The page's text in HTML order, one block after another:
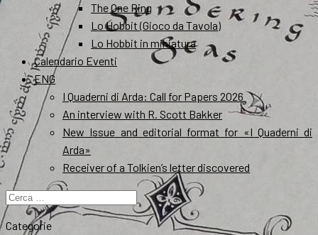
The One Ring
Lo Hobbit (Gioco da Tavola)
Lo Hobbit in miniatura
Calendario Eventi
ENG
I Quaderni di Arda: Call for Papers 2026
An interview with R. Scott Bakker
New Issue and editorial format for «I Quaderni di
Arda»
Receiver of a Tolkien’s letter discovered
Ricerca
per:
Categorie